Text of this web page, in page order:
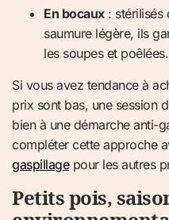
En bocaux: stérilisés
saumure légère, ils
les soupes et poêlées.
Si vous avez tendance à
prix sont bas, une session
bien à une démarche anti-
compléter cette approche
gaspillagepour les autres
Petits pois,